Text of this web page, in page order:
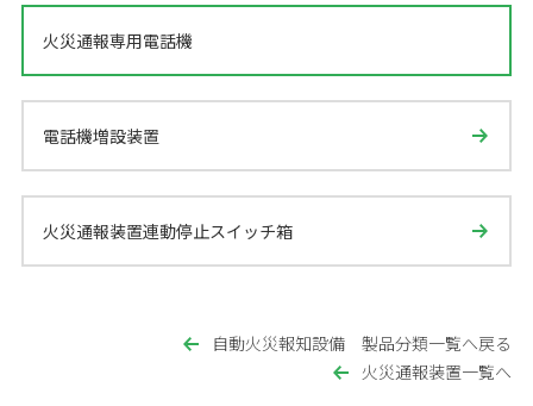
火災通報専用電話機
電話機増設装置
火災通報装置連動停止スイッチ箱
自動火災報知設備 製品分類一覧へ戻る
火災通報装置一覧へ